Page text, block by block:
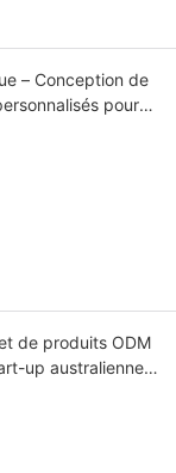
– Conception de
pour
de produits ODM
up australienne